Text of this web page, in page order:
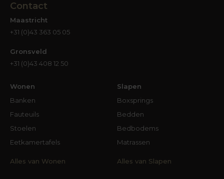
Contact
Maastricht
+31 (0)43 363 05 05
Gronsveld
+31 (0)43 408 12 50
Wonen
Banken
Fauteuils
Stoelen
Eetkamertafels
Alles van Wonen
Slapen
Boxsprings
Bedden
Bedbodems
Matrassen
Alles van Slapen